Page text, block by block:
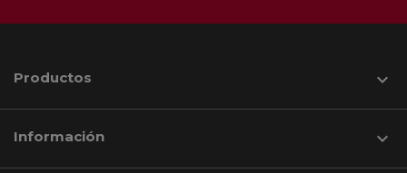
Productos 
Información 